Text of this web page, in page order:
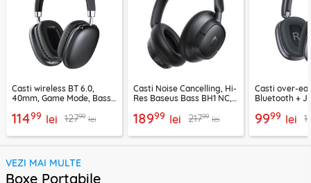
Casti wireless BT 6.0,
40mm, Game Mode, Bass
11499 lei 12799 lei
Casti Noise Cancelling, Hi-
Res Baseus Bass BH1 NC,
18999 lei 21799 lei
Casti over-
Bluetooth +
9999 lei
VEZI MAI MULTE
Boxe Portabile